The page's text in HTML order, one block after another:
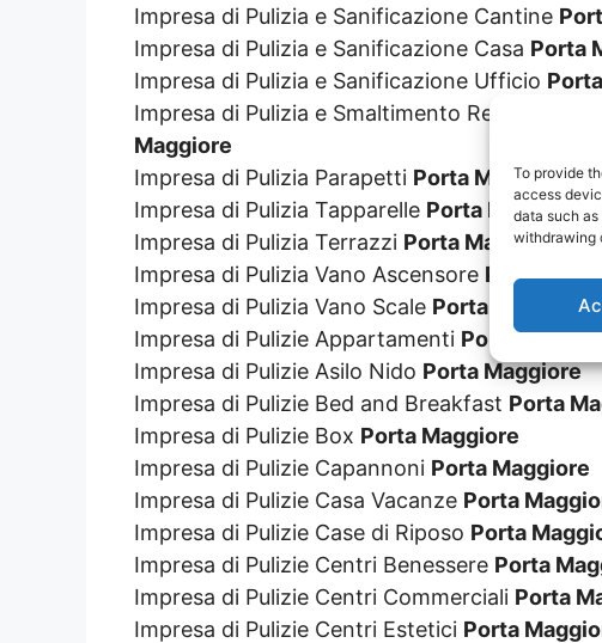
To provide
access
data such
withdrawing
Impresa di Pulizia e Sanificazione Cantine
Impresa di Pulizia e Sanificazione Casa Porta
Impresa di Pulizia e Sanificazione Ufficio
Impresa di Pulizia e Smaltimento Resti
Maggiore
Impresa di Pulizia Parapetti Porta Maggiore
Impresa di Pulizia Tapparelle Porta Maggiore
Impresa di Pulizia Terrazzi Porta Maggiore
Impresa di Pulizia Vano Ascensore Porta
Impresa di Pulizia Vano Scale Porta Maggiore
Impresa di Pulizie Appartamenti Porta
Impresa di Pulizie Asilo Nido Porta Maggiore
Impresa di Pulizie Bed and Breakfast Porta
Impresa di Pulizie Box Porta Maggiore
Impresa di Pulizie Capannoni Porta Maggiore
Impresa di Pulizie Casa Vacanze Porta
Impresa di Pulizie Case di Riposo Porta
Impresa di Pulizie Centri Benessere Porta
Impresa di Pulizie Centri Commerciali Porta
Impresa di Pulizie Centri Estetici Porta